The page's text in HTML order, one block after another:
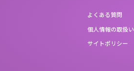
よくある質問
個人情報の取扱い
サイトポリシー